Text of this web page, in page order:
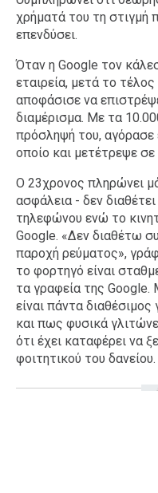
χρήματά του τη στιγμή
επενδύσει.
Όταν η Google τον
εταιρεία, μετά το
αποφάσισε να
διαμέρισμα. Με τα
πρόσληψή του,
οποίο και μετέτρεψε σε
Ο 23χρονος πληρώνει
ασφάλεια - δεν
τηλεφώνου ενώ το
Google. «Δεν διαθέτω
παροχή ρεύματος»,
το φορτηγό είναι
τα γραφεία της
είναι πάντα διαθέσιμος
και πως φυσικά
ότι έχει καταφέρει να
φοιτητικού του δανείου.